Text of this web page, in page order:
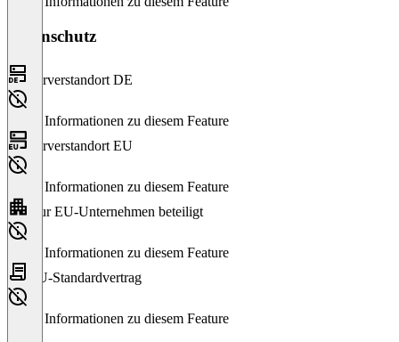
Datenschutz
Serverstandort DE
Keine Informationen zu diesem Feature
Serverstandort EU
Keine Informationen zu diesem Feature
Nur EU-Unternehmen beteiligt
Keine Informationen zu diesem Feature
EU-Standardvertrag
Keine Informationen zu diesem Feature